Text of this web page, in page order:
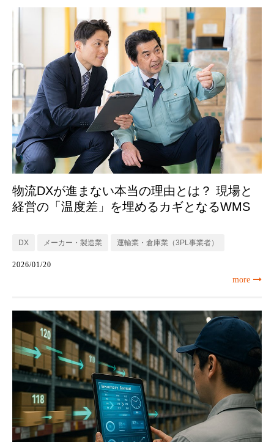
物流DXが進まない本当の理由とは？ 現場と
経営の「温度差」を埋めるカギとなるWMS
DX メーカー・製造業 運輸業・倉庫業（3PL事業者）
2026/01/20
more